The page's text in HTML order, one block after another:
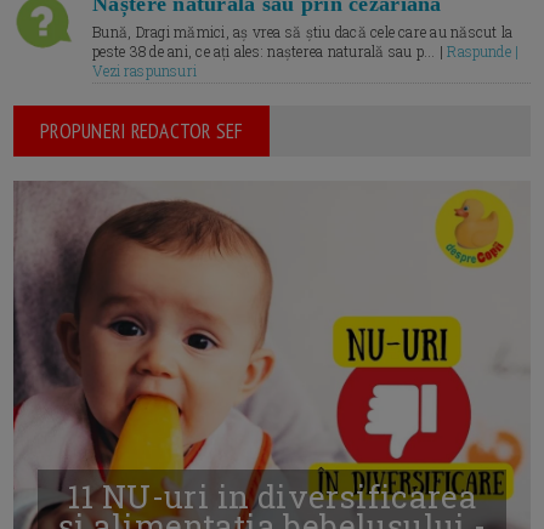
Bună, Dragi mămici, aș vrea să știu dacă cele care au născut la
peste 38 de ani, ce ați ales: nașterea naturală sau p... |Raspunde |
Vezi raspunsuri
PROPUNERI REDACTOR SEF
11 NU-uri in diversificarea